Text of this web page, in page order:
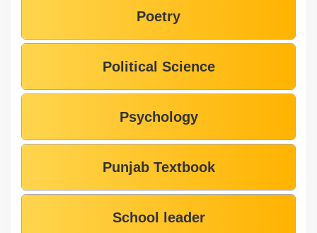
Poetry
Political Science
Psychology
Punjab Textbook
School leader